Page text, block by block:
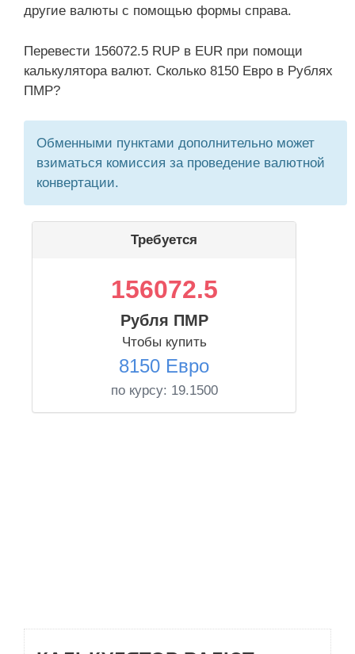
другие валюты с помощью формы справа.
Перевести 156072.5 RUP в EUR при помощи
калькулятора валют. Сколько 8150 Евро в Рублях
ПМР?
Обменными пунктами дополнительно может
взиматься комиссия за проведение валютной
конвертации.
Требуется
156072.5
Рубля ПМР
Чтобы купить
8150 Евро
по курсу: 19.1500